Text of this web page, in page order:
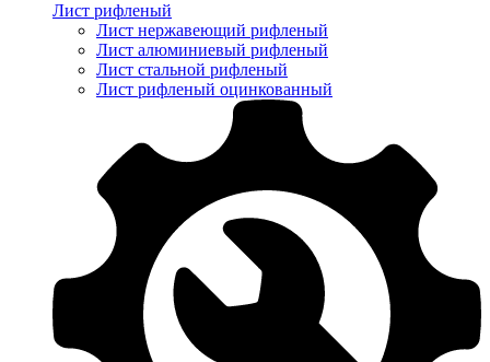
Лист рифленый
Лист нержавеющий рифленый
Лист алюминиевый рифленый
Лист стальной рифленый
Лист рифленый оцинкованный